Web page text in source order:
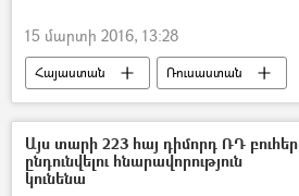
15 մարտի 2016, 13:28
Հայաստան Ռուսաստան
Այս տարի 223 հայ դիմորդ ՌԴ բուհեր
ընդունվելու հնարավորություն
կունենա